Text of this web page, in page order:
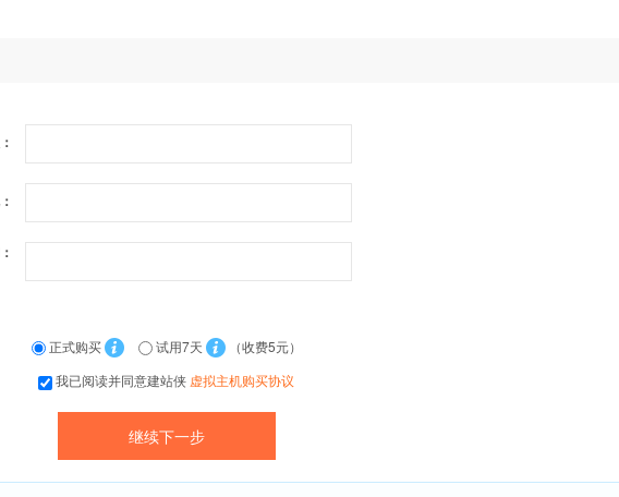
正式购买 试用7天
（收费5元）
我已阅读并同意建站侠 虚拟主机购买协议